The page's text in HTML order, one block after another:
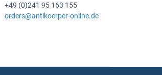
+49 (0)241 95 163 155
orders@antikoerper-online.de